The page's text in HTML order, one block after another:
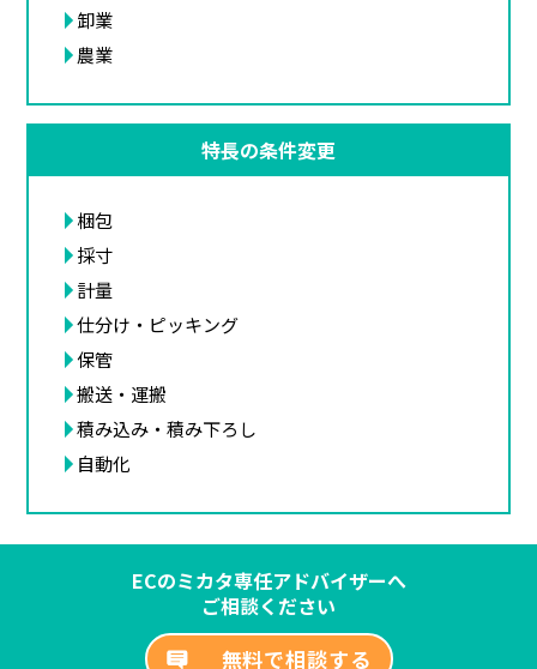
卸業
農業
特長の条件変更
梱包
採寸
計量
仕分け・ピッキング
保管
搬送・運搬
積み込み・積み下ろし
自動化
ECのミカタ専任アドバイザーへ
ご相談ください
無料で相談する